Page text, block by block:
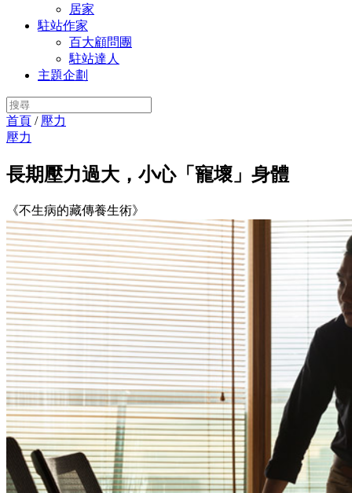
居家
駐站作家
百大顧問團
駐站達人
主題企劃
首頁 / 壓力
壓力
長期壓力過大，小心「寵壞」身體
《不生病的藏傳養生術》